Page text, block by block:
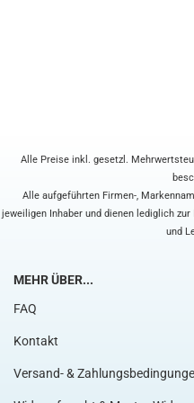
Alle Preise inkl. gesetzl.
Alle aufgeführten Firmen-,
jeweiligen Inhaber und dienen lediglich
und
MEHR ÜBER...
FAQ
Kontakt
Versand- &